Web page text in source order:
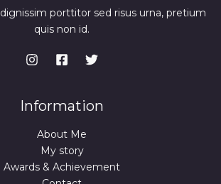
porttitor sed risus urna, pretium
quis non id.
Information
About Me
My story
Awards & Achievement